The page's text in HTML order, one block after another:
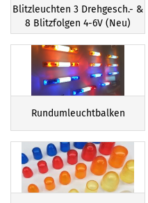
Blitzleuchten 3 Drehgesch.- &
8 Blitzfolgen 4-6V (Neu)
Rundumleuchtbalken